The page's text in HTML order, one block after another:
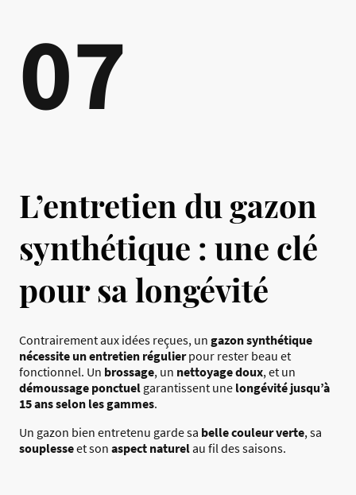
07
L’entretien du gazon
synthétique : une clé
pour sa longévité
Contrairement aux idées reçues, un gazon synthétique
nécessite un entretien régulierpour rester beau et
fonctionnel. Un brossage, un nettoyage doux, et un
démoussage ponctuel garantissent une longévité jusqu’à
15 ans selon les gammes.
Un gazon bien entretenu garde sa belle couleur verte, sa
souplesseet son aspect naturelau fil des saisons.